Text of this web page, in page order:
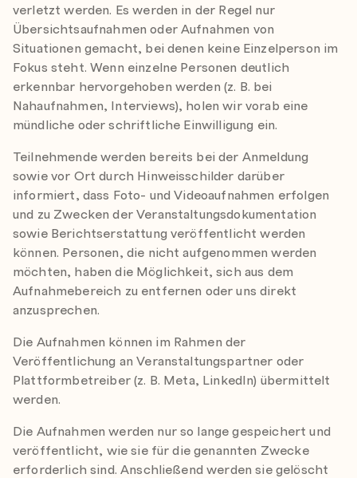
verletzt werden. Es werden in der Regel nur
Übersichtsaufnahmen oder Aufnahmen von
Situationen gemacht, bei denen keine Einzelperson im
Fokus steht. Wenn einzelne Personen deutlich
erkennbar hervorgehoben werden (z. B. bei
Nahaufnahmen, Interviews), holen wir vorab eine
mündliche oder schriftliche Einwilligung ein.
Teilnehmende werden bereits bei der Anmeldung
sowie vor Ort durch Hinweisschilder darüber
informiert, dass Foto- und Videoaufnahmen erfolgen
und zu Zwecken der Veranstaltungsdokumentation
sowie Berichtserstattung veröffentlicht werden
können. Personen, die nicht aufgenommen werden
möchten, haben die Möglichkeit, sich aus dem
Aufnahmebereich zu entfernen oder uns direkt
anzusprechen.
Die Aufnahmen können im Rahmen der
Veröffentlichung an Veranstaltungspartner oder
Plattformbetreiber (z. B. Meta, LinkedIn) übermittelt
werden.
Die Aufnahmen werden nur so lange gespeichert und
veröffentlicht, wie sie für die genannten Zwecke
erforderlich sind. Anschließend werden sie gelöscht